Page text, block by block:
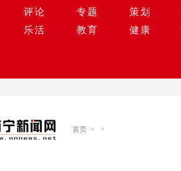
评论 专题 策划
乐活 教育 健康
首页 > >